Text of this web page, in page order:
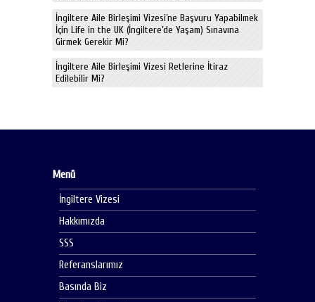
İngiltere Aile Birleşimi Vizesi’ne Başvuru Yapabilmek
İçin Life in the UK (İngiltere’de Yaşam) Sınavına
Girmek Gerekir Mi?
İngiltere Aile Birleşimi Vizesi Retlerine İtiraz
Edilebilir Mi?
Menü
İngiltere Vizesi
Hakkımızda
SSS
Referanslarımız
Basında Biz